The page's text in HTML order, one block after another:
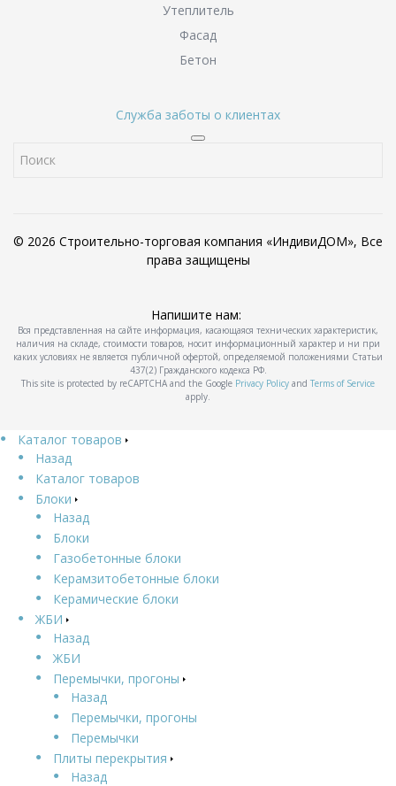
Утеплитель
Фасад
Бетон
Служба заботы о клиентах
© 2026 Строительно-торговая компания «ИндивиДОМ», Все
права защищены
Напишите нам:
Вся представленная на сайте информация, касающаяся технических характеристик,
наличия на складе, стоимости товаров, носит информационный характер и ни при
каких условиях не является публичной офертой, определяемой положениями Статьи
437(2) Гражданского кодекса РФ.
This site is protected by reCAPTCHA and the Google Privacy Policy and Terms of Service
apply.
Каталог товаров
Назад
Каталог товаров
Блоки
Назад
Блоки
Газобетонные блоки
Керамзитобетонные блоки
Керамические блоки
ЖБИ
Назад
ЖБИ
Перемычки, прогоны
Назад
Перемычки, прогоны
Перемычки
Плиты перекрытия
Назад